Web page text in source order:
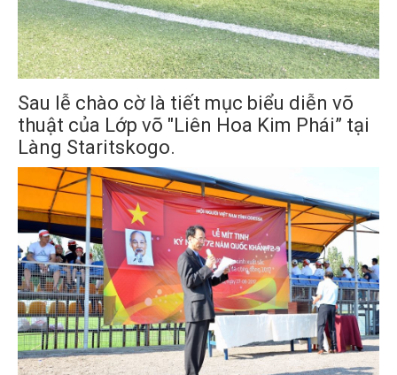
Sau lễ chào cờ là tiết mục biểu diễn võ
thuật của Lớp võ "Liên Hoa Kim Phái” tại
Làng Staritskogo.